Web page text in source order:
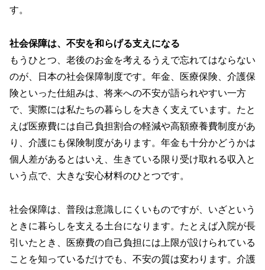
す。
社会保障は、不安を和らげる支えになる
もうひとつ、老後のお金を考えるうえで忘れてはならない
のが、日本の社会保障制度です。年金、医療保険、介護保
険といった仕組みは、将来への不安が語られやすい一方
で、実際には私たちの暮らしを大きく支えています。たと
えば医療費には自己負担割合の軽減や高額療養費制度があ
り、介護にも保険制度があります。年金も十分かどうかは
個人差があるとはいえ、生きている限り受け取れる収入と
いう点で、大きな安心材料のひとつです。
社会保障は、普段は意識しにくいものですが、いざという
ときに暮らしを支える土台になります。たとえば入院が長
引いたとき、医療費の自己負担には上限が設けられている
ことを知っているだけでも、不安の質は変わります。介護